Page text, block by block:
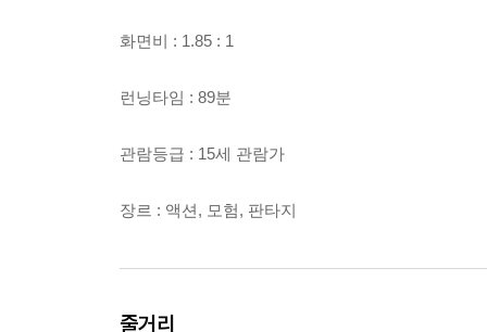
화면비 : 1.85 : 1
런닝타임 : 89분
관람등급 : 15세 관람가
장르 : 액션, 모험, 판타지
줄거리